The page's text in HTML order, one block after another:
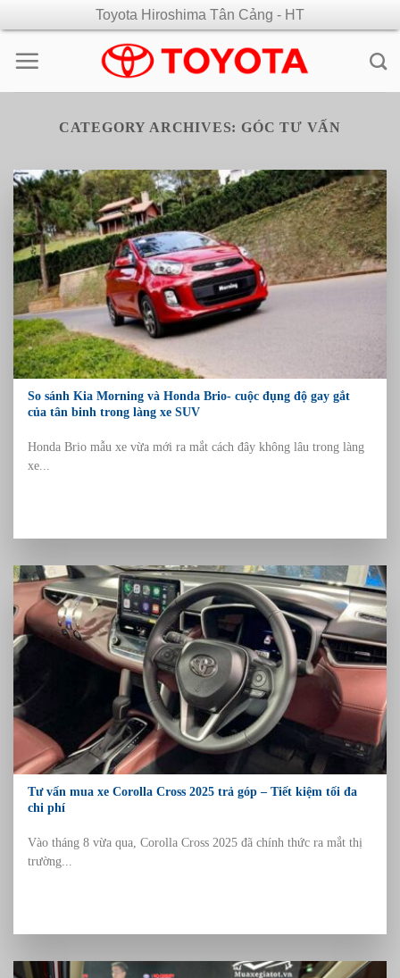
to
content
Toyota Hiroshima Tân Cảng - HT
CATEGORY ARCHIVES:GÓC TƯ VẤN
So sánh Kia Morning và Honda Brio- cuộc đụng độ gay gắt
của tân binh trong làng xe SUV
Honda Brio mẫu xe vừa mới ra mắt cách đây không lâu trong làng
xe...
Tư vấn mua xe Corolla Cross 2025 trả góp – Tiết kiệm tối đa
chi phí
Vào tháng 8 vừa qua, Corolla Cross 2025 đã chính thức ra mắt thị
trường...